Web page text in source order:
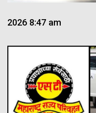
2026 8:47 am